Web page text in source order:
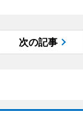
次の記事